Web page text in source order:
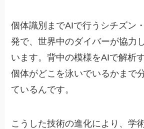
個体識別までAIで行うシチズン
発で、世界中のダイバーが協力
います。背中の模様をAIで解析
個体がどこを泳いでいるかまで
ているんです。
こうした技術の進化により、学